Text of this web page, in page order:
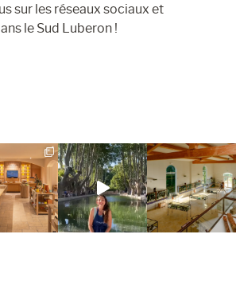
sur les réseaux sociaux et
le Sud Luberon !